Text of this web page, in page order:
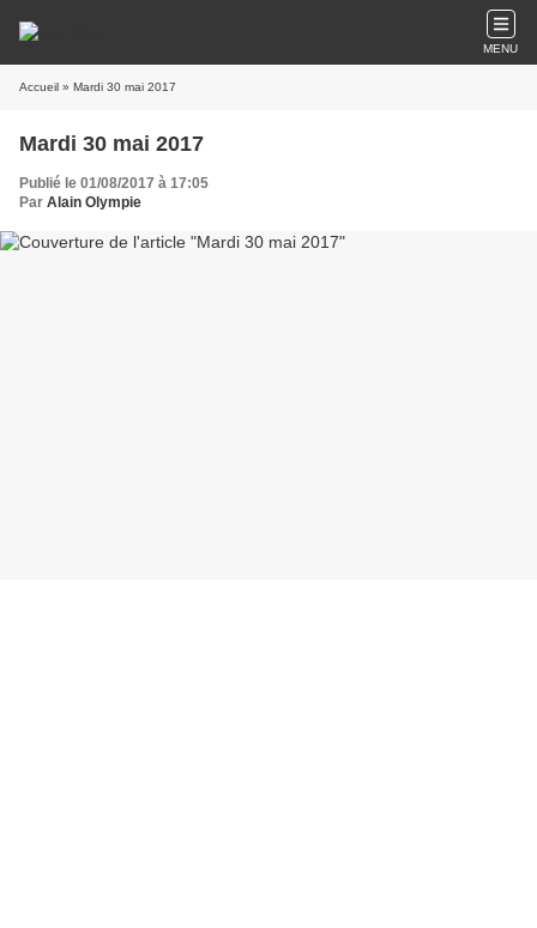
MENU
Accueil » Mardi 30 mai 2017
Mardi 30 mai 2017
Publié le 01/08/2017 à 17:05
Par Alain Olympie